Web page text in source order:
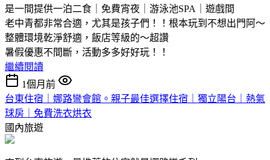
是一間提供一泊二食｜免費宵夜｜游泳池SPA｜遊戲間
老中青都非常合適，尤其是孩子們！！根本玩到不想出門阿～
整體環境乾淨舒適，飯店等級的～超讚
暑假優惠不間斷，活動多多好好玩！！
繼續閱讀
1個月前
台東住宿｜娜路彎會館。親子最佳選擇住宿｜獨立陽台｜熱氣
球房｜免費洗衣烘衣
國內旅遊